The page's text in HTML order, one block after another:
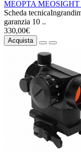
MEOPTA
Scheda
garanzia 10 ..
330,00€
Acquista